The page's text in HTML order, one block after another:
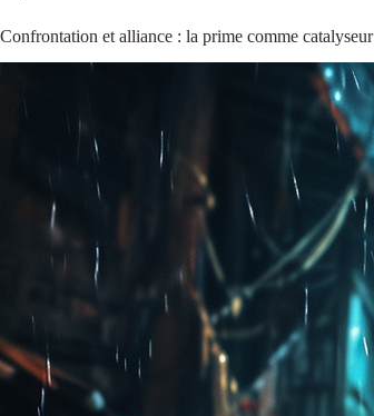
Confrontation et alliance : la prime comme catalyseur